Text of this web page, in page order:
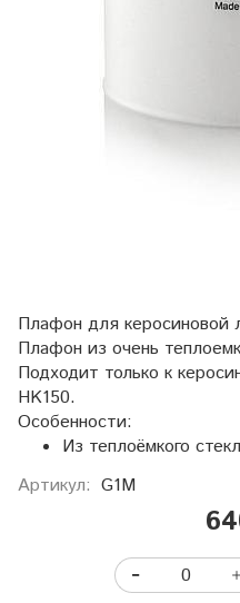
Плафон для керосиновой
Плафон из очень
Подходит только к
HK150.
Особенности:
Из теплоёмкого
Артикул: G1M